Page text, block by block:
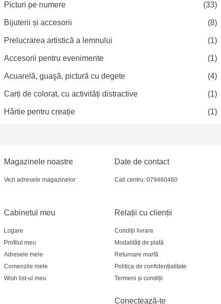
Picturi pe numere (33)
Bijuterii și accesorii (8)
Prelucrarea artistică a lemnului (1)
Accesorii pentru evenimente (1)
Acuarelă, guaşă, pictură cu degete (4)
Carți de colorat, cu activități distractive (1)
Hârtie pentru creație (1)
Magazinele noastre
Vezi adresele magazinelor
Relații cu clienții
Condiții livrare
Modalități de plată
Returnare marfă
Politica de confidențialitate
Termeni și condiții
Cabinetul meu
Logare
Profilul meu
Adresele mele
Comenzile mele
Wish list-ul meu
Date de contact
Call centru: 079460460
Conectează-te